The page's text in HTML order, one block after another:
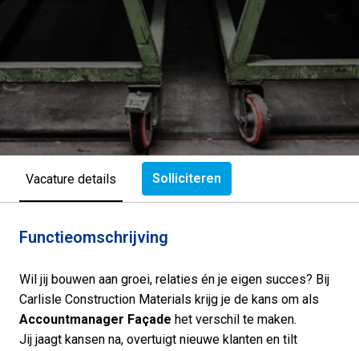
Vacature details Solliciteren
Functieomschrijving
Wil jij bouwen aan groei, relaties én je eigen succes? Bij
Carlisle Construction Materials krijg je de kans om als
Accountmanager Façade het verschil te maken.
Jij jaagt kansen na, overtuigt nieuwe klanten en tilt